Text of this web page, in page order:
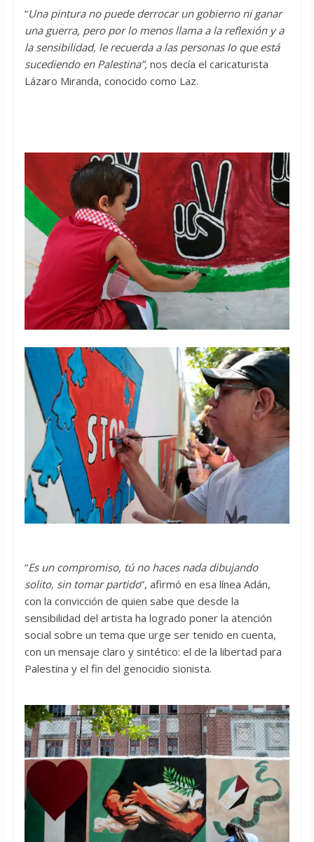
“Una pintura no puede derrocar un gobierno ni ganar
una guerra, pero por lo menos llama a la reflexión y a
la sensibilidad, le recuerda a las personas lo que está
sucediendo en Palestina”, nos decía el caricaturista
Lázaro Miranda, conocido como Laz.
“Es un compromiso, tú no haces nada dibujando
solito, sin tomar partido”, afirmó en esa línea Adán,
con la convicción de quien sabe que desde la
sensibilidad del artista ha logrado poner la atención
social sobre un tema que urge ser tenido en cuenta,
con un mensaje claro y sintético: el de la libertad para
Palestina y el fin del genocidio sionista.